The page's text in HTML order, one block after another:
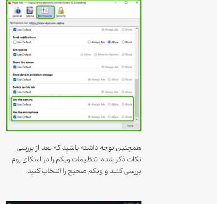
همچنین توجه داشته باشید که بعد از بررسی
نکات ذکر شده، تنظیمات وبکم را در اسکای روم
بررسی کنید و وبکم صحیح را انتخاب کنید.